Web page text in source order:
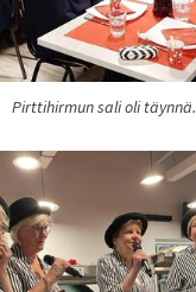
Pirttihirmun sali oli täynnä.